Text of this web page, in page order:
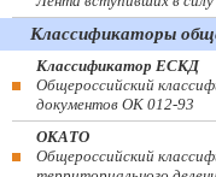
Классификаторы
Классификатор ЕСКД
Общероссийский
документов ОК 012-93
ОКАТО
Общероссийский